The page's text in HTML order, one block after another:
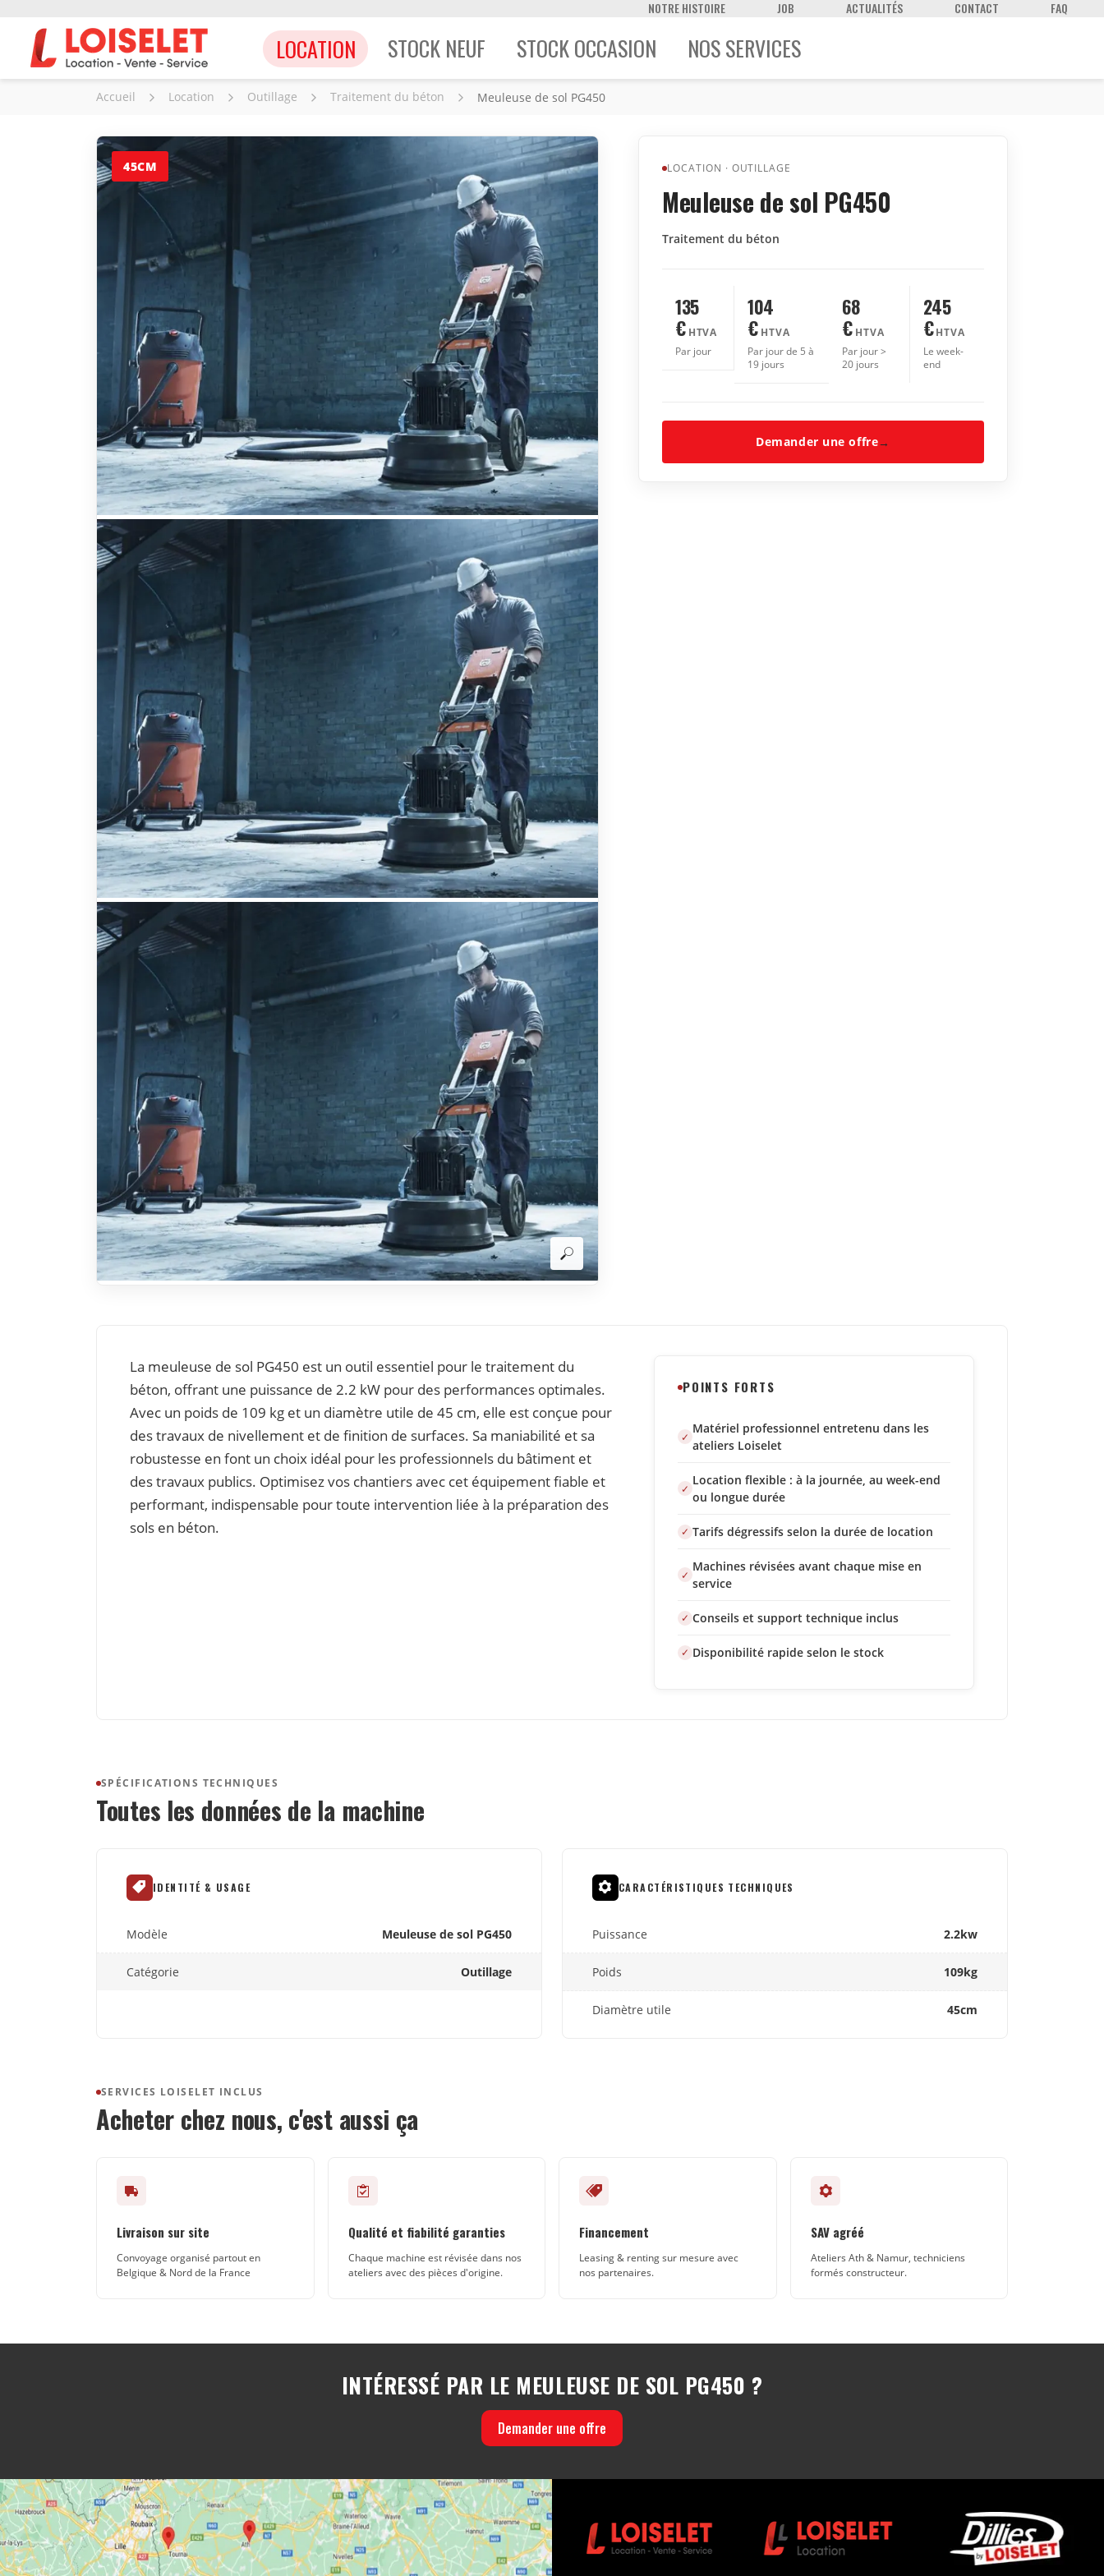
NOTRE HISTOIRE JOB ACTUALITÉS CONTACT FAQ
LOCATION STOCK NEUF STOCK OCCASION NOS SERVICES
Accueil Location Outillage Traitement du béton Meuleuse de sol PG450
45CM LOCATION · OUTILLAGE
Meuleuse de sol PG450
Traitement du béton
135
€ HTVA
Par jour
104
€ HTVA
Par jour de 5 à
19 jours
68
€ HTVA
Par jour >
20 jours
245
€ HTVA
Le week-
end
Demander une offre→
La meuleuse de sol PG450 est un outil essentiel pour le traitement du
béton, offrant une puissance de 2.2 kW pour des performances optimales.
Avec un poids de 109 kg et un diamètre utile de 45 cm, elle est conçue pour
des travaux de nivellement et de finition de surfaces. Sa maniabilité et sa
robustesse en font un choix idéal pour les professionnels du bâtiment et
des travaux publics. Optimisez vos chantiers avec cet équipement fiable et
performant, indispensable pour toute intervention liée à la préparation des
sols en béton.
POINTS FORTS
Matériel professionnel entretenu dans les
ateliers Loiselet
Location flexible : à la journée, au week-end
ou longue durée
Tarifs dégressifs selon la durée de location
Machines révisées avant chaque mise en
service
Conseils et support technique inclus
Disponibilité rapide selon le stock
SPÉCIFICATIONS TECHNIQUES
Toutes les données de la machine
IDENTITÉ & USAGE
Modèle Meuleuse de sol PG450
Catégorie Outillage
CARACTÉRISTIQUES TECHNIQUES
Puissance 2.2kw
Poids 109kg
Diamètre utile 45cm
SERVICES LOISELET INCLUS
Acheter chez nous, c'est aussi ça
Livraison sur site
Convoyage organisé partout en
Belgique & Nord de la France
Qualité et fiabilité garanties
Chaque machine est révisée dans nos
ateliers avec des pièces d'origine.
Financement
Leasing & renting sur mesure avec
nos partenaires.
SAV agréé
Ateliers Ath & Namur, techniciens
formés constructeur.
INTÉRESSÉ PAR LE MEULEUSE DE SOL PG450 ?
Demander une offre